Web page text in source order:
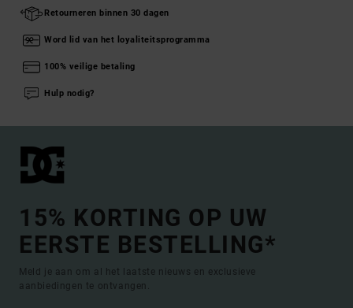
Retourneren binnen 30 dagen
Word lid van het loyaliteitsprogramma
100% veilige betaling
Hulp nodig?
15% KORTING OP UW
EERSTE BESTELLING*
Meld je aan om al het laatste nieuws en exclusieve
aanbiedingen te ontvangen.